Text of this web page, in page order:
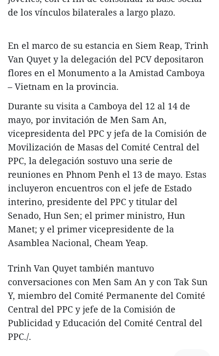
de los vínculos bilaterales a largo plazo.
En el marco de su estancia en Siem Reap, Trinh
Van Quyet y la delegación del PCV depositaron
flores en el Monumento a la Amistad Camboya
– Vietnam en la provincia.
​Durante su visita a Camboya del 12 al 14 de
mayo, por invitación de Men Sam An,
vicepresidenta del PPC y jefa de la Comisión de
Movilización de Masas del Comité Central del
PPC, la delegación sostuvo una serie de
reuniones en Phnom Penh el 13 de mayo. Estas
incluyeron encuentros con el jefe de Estado
interino, presidente del PPC y titular del
Senado, Hun Sen; el primer ministro, Hun
Manet; y el primer vicepresidente de la
Asamblea Nacional, Cheam Yeap.
Trinh Van Quyet también mantuvo
conversaciones con Men Sam An y con Tak Sun
Y, miembro del Comité Permanente del Comité
Central del PPC y jefe de la Comisión de
Publicidad y Educación del Comité Central del
PPC./.​